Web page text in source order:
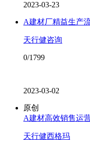
2023-03-23
A建材厂精益生产
天行健咨询
0/1799
2023-03-02
原创
A建材高效销售运
天行健西格玛